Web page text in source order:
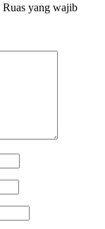
Ruas yang wajib